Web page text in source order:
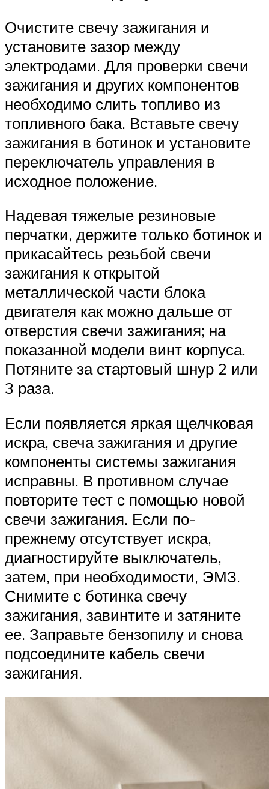
Очистите свечу зажигания и
установите зазор между
электродами. Для проверки свечи
зажигания и других компонентов
необходимо слить топливо из
топливного бака. Вставьте свечу
зажигания в ботинок и установите
переключатель управления в
исходное положение.
Надевая тяжелые резиновые
перчатки, держите только ботинок и
прикасайтесь резьбой свечи
зажигания к открытой
металлической части блока
двигателя как можно дальше от
отверстия свечи зажигания; на
показанной модели винт корпуса.
Потяните за стартовый шнур 2 или
3 раза.
Если появляется яркая щелчковая
искра, свеча зажигания и другие
компоненты системы зажигания
исправны. В противном случае
повторите тест с помощью новой
свечи зажигания. Если по-
прежнему отсутствует искра,
диагностируйте выключатель,
затем, при необходимости, ЭМЗ.
Снимите с ботинка свечу
зажигания, завинтите и затяните
ее. Заправьте бензопилу и снова
подсоедините кабель свечи
зажигания.